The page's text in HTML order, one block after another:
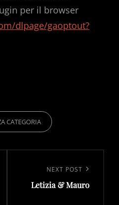
per il browser
dlpage/gaoptout?
CATEGORIA
Post
NEXT POST
Letizia & Mauro